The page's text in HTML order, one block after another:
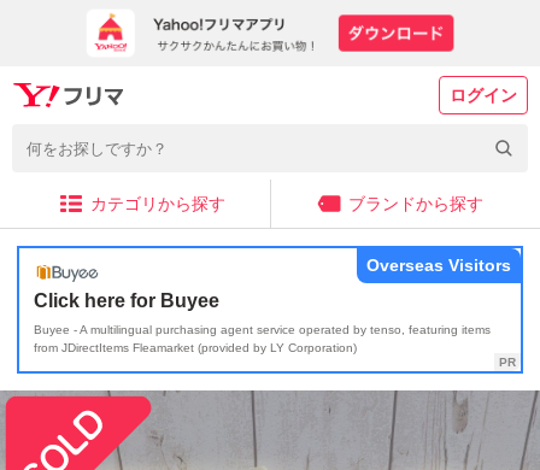
ログイン
カテゴリから探す ブランドから探す
Click here for Buyee
Buyee - A multilingual purchasing agent service operated by tenso, featuring items
from JDirectItems Fleamarket (provided by LY Corporation)
Overseas Visitors